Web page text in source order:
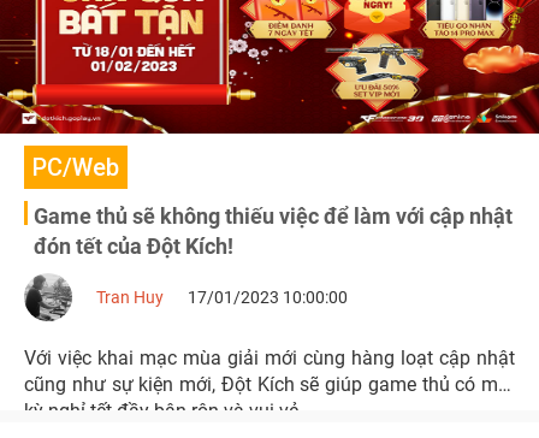
PC/Web
Game thủ sẽ không thiếu việc để làm với cập nhật
đón tết của Đột Kích!
Tran Huy 17/01/2023 10:00:00
Với việc khai mạc mùa giải mới cùng hàng loạt cập nhật
cũng như sự kiện mới, Đột Kích sẽ giúp game thủ có một
kỳ nghỉ tết đầy bận rộn và vui vẻ.